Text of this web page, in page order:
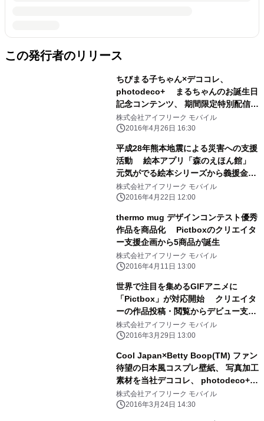
この発行者のリリース
ちびまる子ちゃん×デココレ、
photodeco+ まるちゃんのお誕生日
記念コンテンツ、 期間限定特別配信！
～ゴールデンウィークにも使える スタ
ンプや壁紙、写真加工の限定素材を配
株式会社アイフリーク モバイル
2016年4月26日 16:30
平成28年熊本地震による災害への支援
活動 絵本アプリ「森のえほん館」
元気がでる絵本シリーズから義援金の
寄付を実施
株式会社アイフリーク モバイル
2016年4月22日 12:00
thermo mug デザインコンテスト優秀
作品を商品化 Pictboxのクリエイタ
ー支援企画から5商品が誕生
株式会社アイフリーク モバイル
2016年4月11日 13:00
世界で注目を集めるGIFアニメに
「Pictbox」が対応開始 クリエイタ
ーの作品投稿・閲覧からデビュー支援
まで
株式会社アイフリーク モバイル
2016年3月29日 13:00
Cool Japan×Betty Boop(TM) ファン
待望の日本風コスプレ壁紙、 写真加工
素材を当社デココレ、 photodeco+に
て配信開始！
株式会社アイフリーク モバイル
2016年3月24日 14:30